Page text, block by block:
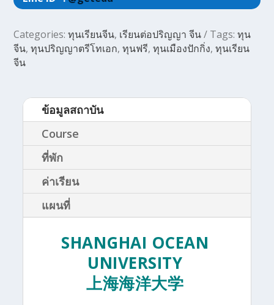
Categories:ทุนเรียนจีน, เรียนต่อปริญญา จีน Tags:ทุน
จีน,ทุนปริญญาตรีโทเอก,ทุนฟรี,ทุนเมืองปักกิ่ง,ทุนเรียน
จีน
ข้อมูลสถาบัน
Course
ที่พัก
ค่าเรียน
แผนที่
SHANGHAI OCEAN
UNIVERSITY
上海海洋大学